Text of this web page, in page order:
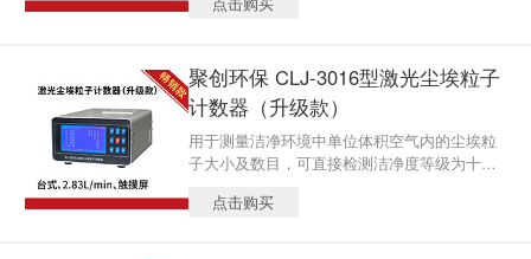
车喷涂环境,微电子、生化制品、食品卫生、精
范和电子生产企业仪器。
聚创环保 CLJ-3016型激光尘埃粒子
计数器（升级款）
用于测量洁净环境中单位体积空气内的尘埃粒
子大小及数目，可直接检测洁净度等级为十级
点击购买